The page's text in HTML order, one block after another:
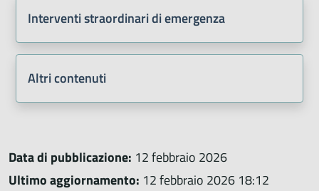
Interventi straordinari di emergenza
Altri contenuti
Data di pubblicazione: 12 febbraio 2026
Ultimo aggiornamento: 12 febbraio 2026 18:12